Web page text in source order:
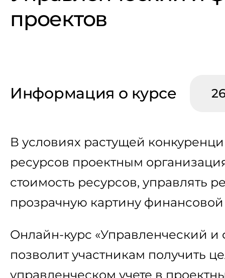
проектов
Информация о курсе
В условиях растущей
ресурсов проектным
стоимость ресурсов, управлять
прозрачную картину
Онлайн-курс «Управленческий и
позволит участникам получить
управленческом учете в